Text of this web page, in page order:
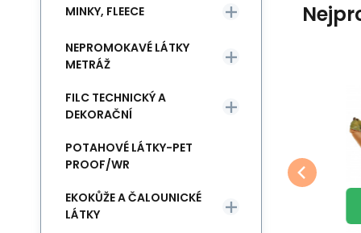
Modernatex
Podložka pro Psa
Černá
Kód:ANIMAL-TAPIS-83x66-002
EAN:8595721056259
Skladem
DO KOŠÍKU
MINKY, FLEECE
NEPROMOKAVÉ LÁTKY
METRÁŽ
FILC TECHNICKÝ A
DEKORAČNÍ
POTAHOVÉ LÁTKY-PET
PROOF/WR
EKOKŮŽE A ČALOUNICKÉ
LÁTKY